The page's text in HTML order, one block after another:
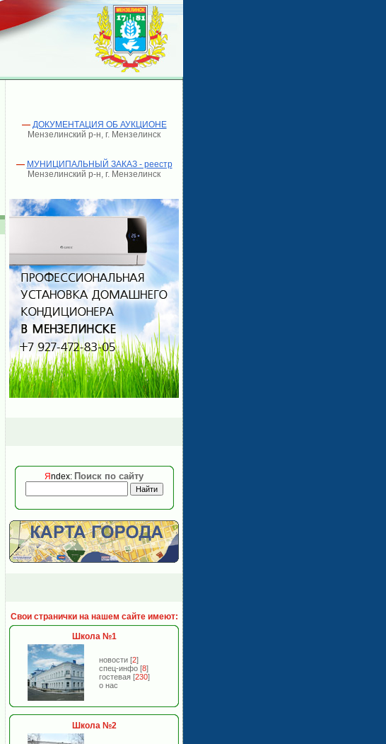
— ДОКУМЕНТАЦИЯ ОБ АУКЦИОНЕ
Мензелинский р-н, г. Мензелинск
— МУНИЦИПАЛЬНЫЙ ЗАКАЗ - реестр
Мензелинский р-н, г. Мензелинск
Яndex: Поиск по сайту
Свои странички на нашем сайте имеют:
Школа №1
новости [2]
спец-инфо [8]
гостевая [230]
о нас
Школа №2